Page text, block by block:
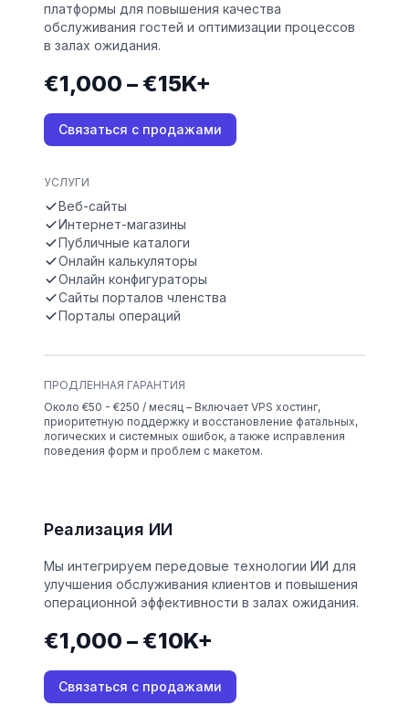
платформы для повышения качества
обслуживания гостей и оптимизации процессов
в залах ожидания.
€1,000 – €15K+
Связаться с продажами
УСЛУГИ
Веб-сайты
Интернет-магазины
Публичные каталоги
Онлайн калькуляторы
Онлайн конфигураторы
Сайты порталов членства
Порталы операций
ПРОДЛЕННАЯ ГАРАНТИЯ
Около €50 - €250 / месяц – Включает VPS хостинг,
приоритетную поддержку и восстановление фатальных,
логических и системных ошибок, а также исправления
поведения форм и проблем с макетом.
Реализация ИИ
Мы интегрируем передовые технологии ИИ для
улучшения обслуживания клиентов и повышения
операционной эффективности в залах ожидания.
€1,000 – €10K+
Связаться с продажами